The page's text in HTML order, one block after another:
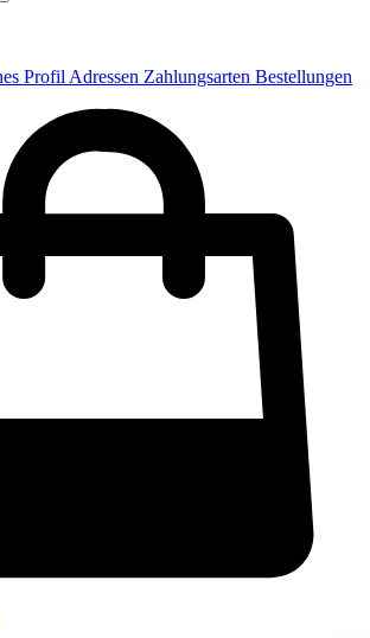
Profil Adressen Zahlungsarten Bestellungen